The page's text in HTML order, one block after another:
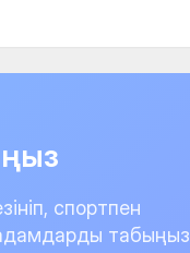
спортпен
табыңыз